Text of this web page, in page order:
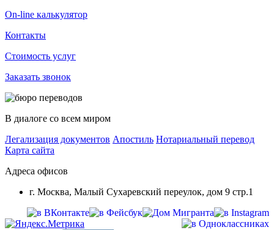
On-line калькулятор
Контакты
Стоимость услуг
Заказать звонок
В диалоге со всем миром
Легализация документов Апостиль Нотариальный перевод
Карта сайта
Адреса офисов
г. Москва, Малый Сухаревский переулок, дом 9 стр.1